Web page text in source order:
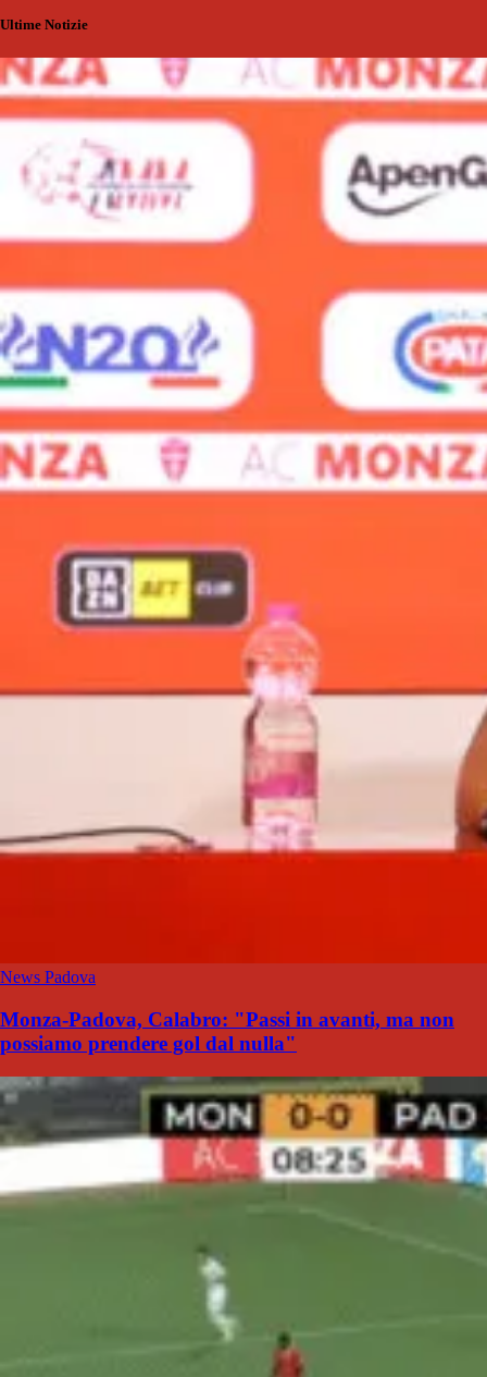
Ultime Notizie
News Padova
Monza-Padova, Calabro: "Passi in avanti, ma non
possiamo prendere gol dal nulla"